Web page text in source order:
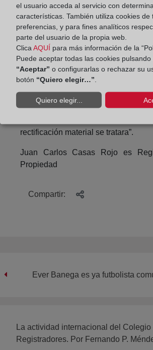
inscripción, cuando no se trata ni
caso, sino de un error de
otorgantes”; y la Resolución de
2014, según la cual, “en cuanto
generales de formalización de
inscripción en el Registro de la
derechos reales en ellos
realizar una rectificación
rectificación material se tratara”.
Juan Carlos Casas Rojo es
Propiedad
Compartir:
Ever Banega es ya futbolista
La actividad internacional del Colegio
Registradores. Por Fernando P.
el usuario acceda al servicio con
características. También utiliza cookies de
preferencias, y para fines analíticos
parte del usuario de la propia web.
Clica AQUÍ para más información de la
Puede aceptar todas las cookies pulsando
“Aceptar” o configurarlas o rechazar su
botón “Quiero elegir…”
Quiero elegir...